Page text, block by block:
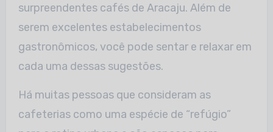
surpreendentes cafés de Aracaju. Além de
serem excelentes estabelecimentos
gastronômicos, você pode sentar e relaxar em
cada uma dessas sugestões.
Há muitas pessoas que consideram as
cafeterias como uma espécie de “refúgio”